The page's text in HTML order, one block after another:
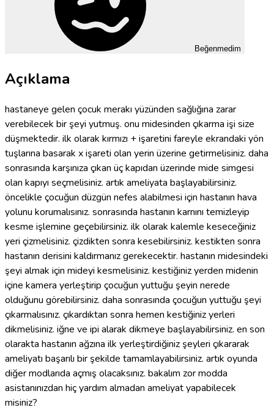
Beğenmedim
Açıklama
hastaneye gelen çocuk merakı yüzünden sağlığına zarar
verebilecek bir şeyi yutmuş. onu midesinden çıkarma işi size
düşmektedir. ilk olarak kırmızı + işaretini fareyle ekrandaki yön
tuşlarına basarak x işareti olan yerin üzerine getirmelisiniz. daha
sonrasında karşınıza çıkan üç kapıdan üzerinde mide simgesi
olan kapıyı seçmelisiniz. artık ameliyata başlayabilirsiniz.
öncelikle çocuğun düzgün nefes alabilmesi için hastanın hava
yolunu korumalısınız. sonrasında hastanın karnını temizleyip
kesme işlemine geçebilirsiniz. ilk olarak kalemle keseceğiniz
yeri çizmelisiniz. çizdikten sonra kesebilirsiniz. kestikten sonra
hastanın derisini kaldırmanız gerekecektir. hastanın midesindeki
şeyi almak için mideyi kesmelisiniz. kestiğiniz yerden midenin
içine kamera yerleştirip çocuğun yuttuğu şeyin nerede
olduğunu görebilirsiniz. daha sonrasında çocuğun yuttuğu şeyi
çıkarmalısınız. çıkardıktan sonra hemen kestiğiniz yerleri
dikmelisiniz. iğne ve ipi alarak dikmeye başlayabilirsiniz. en son
olarakta hastanın ağzına ilk yerleştirdiğiniz şeyleri çıkararak
ameliyatı başarılı bir şekilde tamamlayabilirsiniz. artık oyunda
diğer modlarıda açmış olacaksınız. bakalım zor modda
asistanınızdan hiç yardım almadan ameliyat yapabilecek
misiniz?